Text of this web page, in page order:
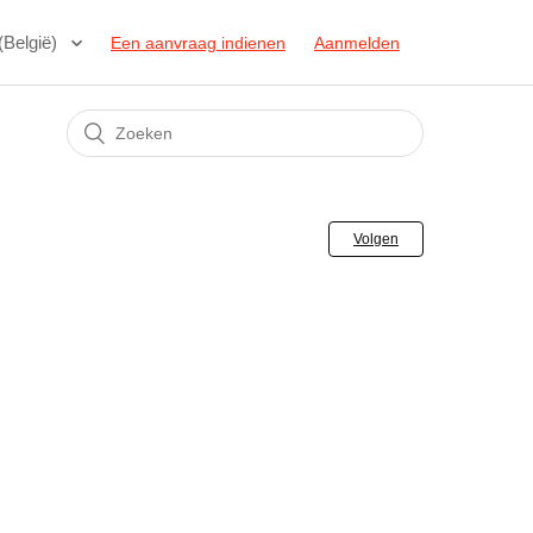
Een aanvraag indienen Aanmelden
Volgen